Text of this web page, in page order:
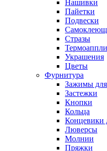
Нашивки
Пайетки
Подвески
Стразы
Украшения
Цветы
Фурнитура
Зажимы
Застежки
Кнопки
Кольца
Концевики
Люверсы
Молнии
Пряжки